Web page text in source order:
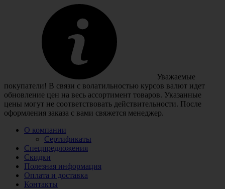
Уважаемые
покупатели! В связи с волатильностью курсов валют идет
обновление цен на весь ассортимент товаров. Указанные
цены могут не соответствовать действительности. После
оформления заказа с вами свяжется менеджер.
О компании
Сертификаты
Спецпредложения
Скидки
Полезная информация
Оплата и доставка
Контакты